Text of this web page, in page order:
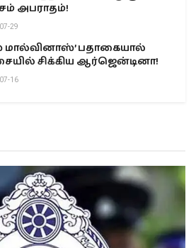
அபராதம்!
29
மால்வினாஸ்’ பதாகையால்
சிக்கிய ஆர்ஜென்டினா!
16